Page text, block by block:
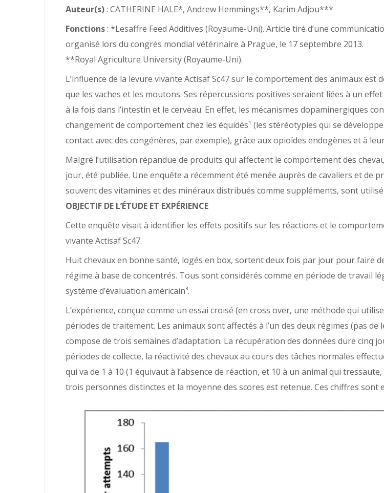
Auteur(s): CATHERINE HALE*, Andrew Hemmings**, Karim Adjou***
Fonctions: *Lesaffre Feed Additives (Royaume-Uni). Article tiré d’une
organisé lors du congrès mondial vétérinaire à Prague, le 17 septembre 2013.
**Royal Agriculture University (Royaume-Uni).
L’influence de la levure vivante Actisaf Sc47 sur le comportement des animaux est
que les vaches et les moutons. Ses répercussions positives seraient liées à un
à la fois dans l’intestin et le cerveau. En effet, les mécanismes dopaminergiques
changement de comportement chez les équidés¹ (les stéréotypies qui se
contact avec des congénères, par exemple), grâce aux opioïdes endogènes et à
Malgré l’utilisation répandue de produits qui affectent le comportement des
jour, été publiée. Une enquête a récemment été menée auprès de cavaliers et de
souvent des vitamines et des minéraux distribués comme suppléments, sont
OBJECTIF DE L’ÉTUDE ET EXPÉRIENCE
Cette enquête visait à identifier les effets positifs sur les réactions et le
vivante Actisaf Sc47.
Huit chevaux en bonne santé, logés en box, sortent deux fois par jour pour faire
régime à base de concentrés. Tous sont considérés comme en période de travail
système d’évaluation américain³.
L’expérience, conçue comme un essai croisé (en cross over, une méthode qui
périodes de traitement. Les animaux sont affectés à l’un des deux régimes (pas de
compose de trois semaines d’adaptation. La récupération des données dure cinq
périodes de collecte, la réactivité des chevaux au cours des tâches normales
qui va de 1 à 10 (1 équivaut à l’absence de réaction, et 10 à un animal qui
trois personnes distinctes et la moyenne des scores est retenue. Ces chiffres sont